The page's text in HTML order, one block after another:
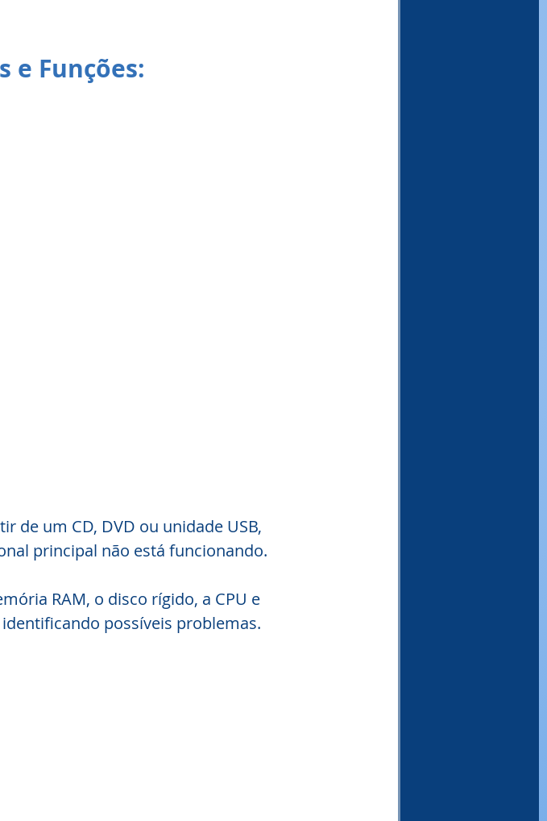
e Funções:
de um CD, DVD ou unidade USB,
principal não está funcionando.
RAM, o disco rígido, a CPU e
possíveis problemas.